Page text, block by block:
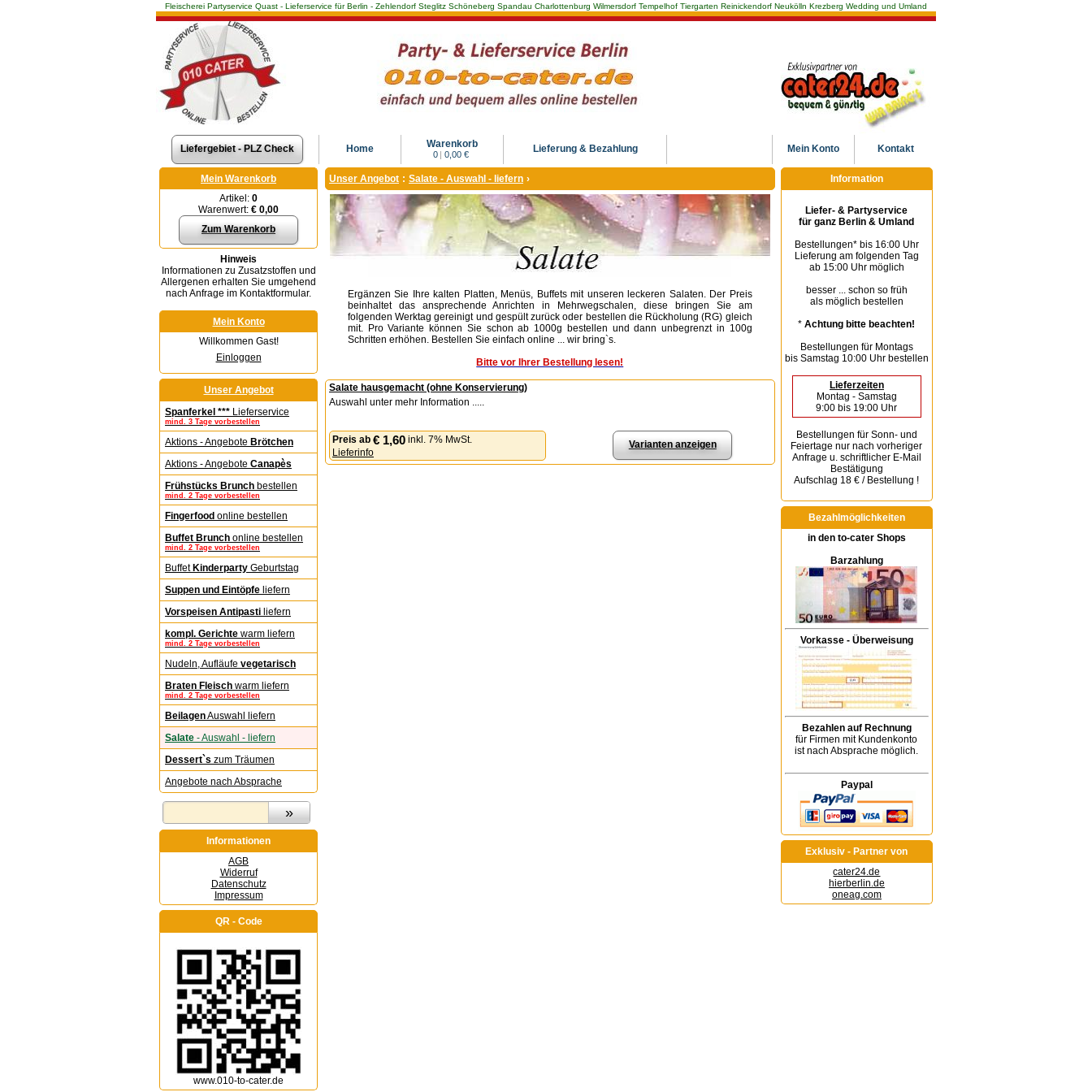
Fleischerei Partyservice Quast - Lieferservice für Berlin - Zehlendorf Steglitz Schöneberg Spandau Charlottenburg Wilmersdorf Tempelhof Tiergarten Reinickendorf Neukölln Krezberg Wedding und Umland
Liefergebiet - PLZ Check Home Warenkorb
0 | 0,00 € Lieferung & Bezahlung Kontakt
Mein Konto
Mein Warenkorb
Artikel: 0
Warenwert: € 0,00
Zum Warenkorb
Hinweis
Informationen zu Zusatzstoffen und
Allergenen erhalten Sie umgehend
nach Anfrage im Kontaktformular.
Mein Konto
Willkommen Gast!
Einloggen
Unser Angebot
Spanferkel *** Lieferservice
mind. 3 Tage vorbestellen
Aktions - Angebote Brötchen
Aktions - Angebote Canapès
Frühstücks Brunch bestellen
mind. 2 Tage vorbestellen
Fingerfood online bestellen
Buffet Brunch online bestellen
mind. 2 Tage vorbestellen
Buffet Kinderparty Geburtstag
Suppen und Eintöpfe liefern
Vorspeisen Antipasti liefern
kompl. Gerichte warm liefern
mind. 2 Tage vorbestellen
Nudeln, Aufläufe vegetarisch
Braten Fleisch warm liefern
mind. 2 Tage vorbestellen
BeilagenAuswahl liefern
Salate - Auswahl - liefern
Dessert`s zum Träumen
Angebote nach Absprache
Informationen
AGB
Widerruf
Datenschutz
Impressum
QR - Code
www.010-to-cater.de
Unser Angebot : Salate - Auswahl - liefern ›
Ergänzen Sie Ihre kalten Platten, Menüs, Buffets mit unseren leckeren Salaten. Der Preis
beinhaltet das ansprechende Anrichten in Mehrwegschalen, diese bringen Sie am
folgenden Werktag gereinigt und gespült zurück oder bestellen die Rückholung (RG) gleich
mit. Pro Variante können Sie schon ab 1000g bestellen und dann unbegrenzt in 100g
Schritten erhöhen. Bestellen Sie einfach online ... wir bring`s.
Bitte vor Ihrer Bestellung lesen!
Salate hausgemacht (ohne Konservierung)
Auswahl unter mehr Information .....
Preis ab € 1,60 inkl. 7% MwSt.
Lieferinfo
Varianten anzeigen
Information
Liefer- & Partyservice
für ganz Berlin & Umland
Bestellungen* bis 16:00 Uhr
Lieferung am folgenden Tag
ab 15:00 Uhr möglich
besser ... schon so früh
als möglich bestellen
*Achtung bitte beachten!
Bestellungen für Montags
bis Samstag 10:00 Uhr bestellen
Lieferzeiten
Montag - Samstag
9:00 bis 19:00 Uhr
Bestellungen für Sonn- und
Feiertagenur nach vorheriger
Anfrage u. schriftlicher E-Mail
Bestätigung
Aufschlag 18 € / Bestellung !
Bezahlmöglichkeiten
in den to-cater Shops
Barzahlung
Vorkasse - Überweisung
Bezahlen auf Rechnung
für Firmen mit Kundenkonto
ist nach Absprache möglich.
Paypal
Exklusiv - Partner von
cater24.de
hierberlin.de
oneag.com